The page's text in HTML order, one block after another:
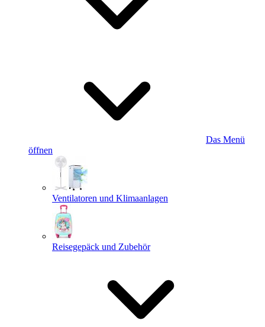
Das Menü
öffnen
Ventilatoren und Klimaanlagen
Reisegepäck und Zubehör